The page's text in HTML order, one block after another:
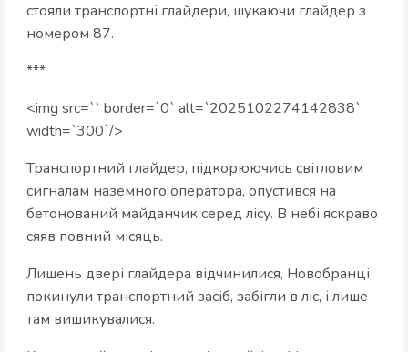
стояли транспортні глайдери, шукаючи глайдер з
номером 87.
***
<img src=`` border=`0` alt=`2025102274142838`
width=`300`/>
Транспортний глайдер, підкорюючись світловим
сигналам наземного оператора, опустився на
бетонований майданчик серед лісу. В небі яскраво
сяяв повний місяць.
Лишень двері глайдера відчинилися, Новобранці
покинули транспортний засіб, забігли в ліс, і лише
там вишикувалися.